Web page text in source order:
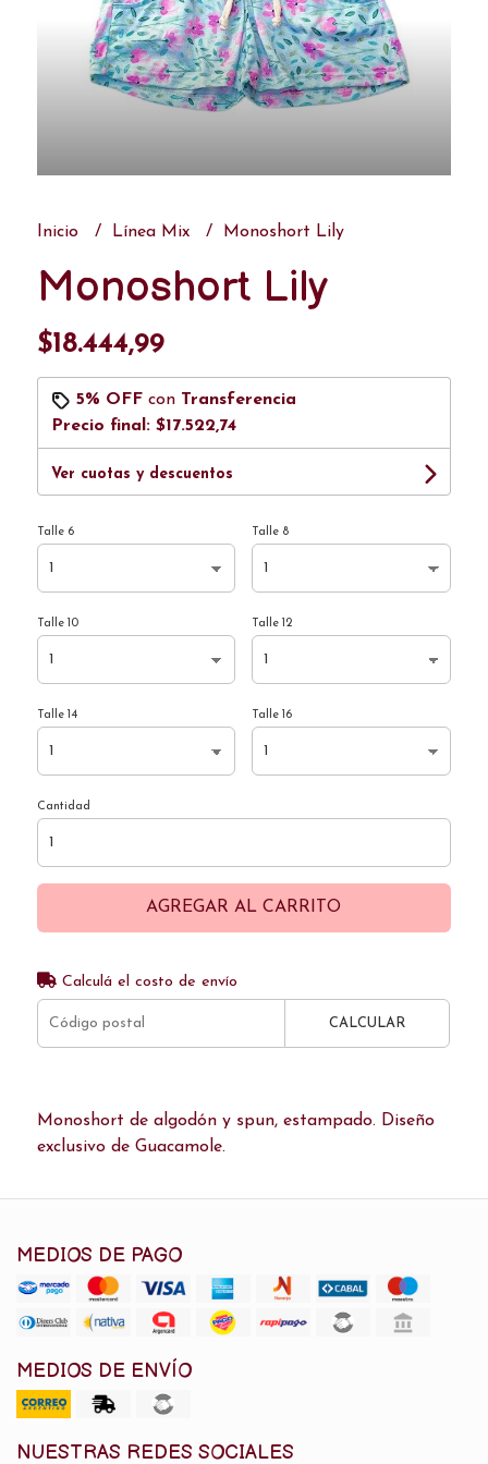
Inicio Línea Mix Monoshort Lily
Monoshort Lily
$18.444,99
5% OFFcon Transferencia
Precio final: $17.522,74
Ver cuotas y descuentos
Talle 6 Talle 8
Talle 10 Talle 12
Talle 14 Talle 16
Cantidad
AGREGAR AL CARRITO
Calculá el costo de envío
CALCULAR
Monoshort de algodón y spun, estampado. Diseño
exclusivo de Guacamole.
MEDIOS DE PAGO
MEDIOS DE ENVÍO
NUESTRAS REDES SOCIALES